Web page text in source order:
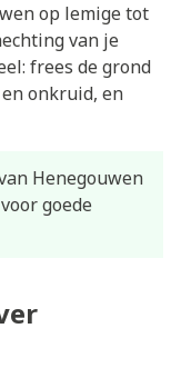
op lemige tot
van je
frees de grond
onkruid, en
Henegouwen
goede